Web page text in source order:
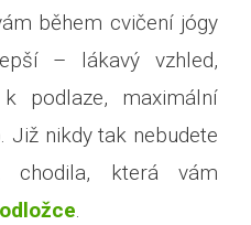
během cvičení jógy
– lákavý vzhled,
podlaze, maximální
Již nikdy tak nebudete
chodila, která vám
.